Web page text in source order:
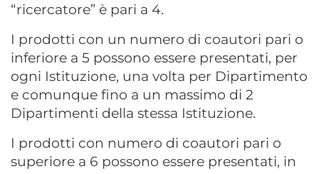
“ricercatore” è pari a 4.
I prodotti con un numero di coautori pari o
inferiore a 5 possono essere presentati, per
ogni Istituzione, una volta per Dipartimento
e comunque fino a un massimo di 2
Dipartimenti della stessa Istituzione.
I prodotti con numero di coautori pari o
superiore a 6 possono essere presentati, in